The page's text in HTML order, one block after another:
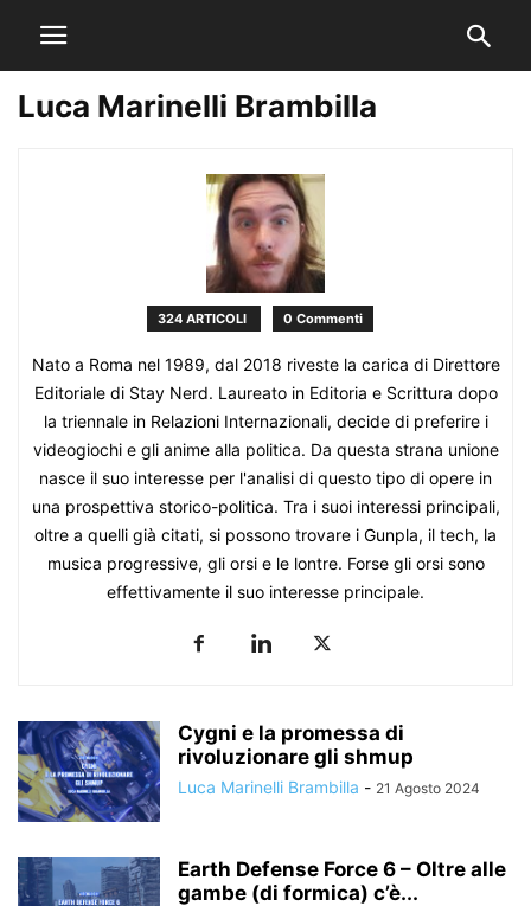
Luca Marinelli Brambilla
324 ARTICOLI 0 Commenti
Nato a Roma nel 1989, dal 2018 riveste la carica di Direttore
Editoriale di Stay Nerd. Laureato in Editoria e Scrittura dopo
la triennale in Relazioni Internazionali, decide di preferire i
videogiochi e gli anime alla politica. Da questa strana unione
nasce il suo interesse per l'analisi di questo tipo di opere in
una prospettiva storico-politica. Tra i suoi interessi principali,
oltre a quelli già citati, si possono trovare i Gunpla, il tech, la
musica progressive, gli orsi e le lontre. Forse gli orsi sono
effettivamente il suo interesse principale.
Cygni e la promessa di
rivoluzionare gli shmup
Luca Marinelli Brambilla - 21 Agosto 2024
Earth Defense Force 6 – Oltre alle
gambe (di formica) c’è...